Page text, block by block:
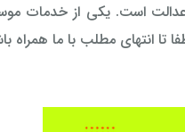
است. یکی از خدمات
تا انتهای مطلب با ما همراه